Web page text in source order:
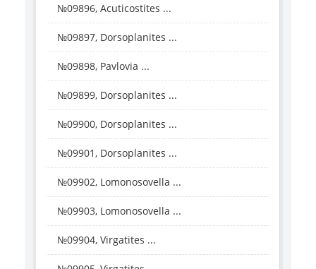
№09896, Acuticostites ...
№09897, Dorsoplanites ...
№09898, Pavlovia ...
№09899, Dorsoplanites ...
№09900, Dorsoplanites ...
№09901, Dorsoplanites ...
№09902, Lomonosovella ...
№09903, Lomonosovella ...
№09904, Virgatites ...